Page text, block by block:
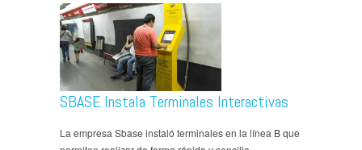
SBASE Instala Terminales Interactivas
La empresa Sbase instaló terminales en la línea B que